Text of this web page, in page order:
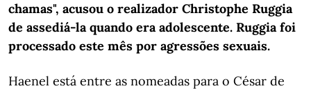
chamas", acusou o realizador Christophe Ruggia
de assediá-la quando era adolescente. Ruggia foi
processado este mês por agressões sexuais.
Haenel está entre as nomeadas para o César de